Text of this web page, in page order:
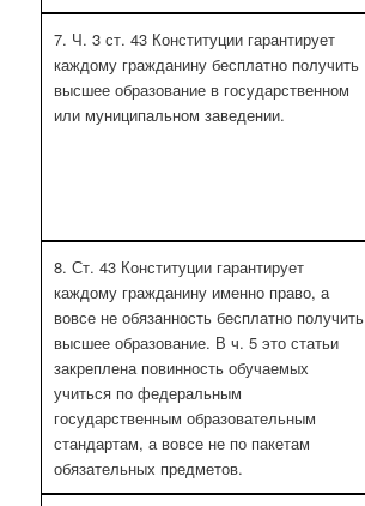
7. Ч. 3 ст. 43 Конституции гарантирует
каждому гражданину бесплатно получить
высшее образование в государственном
или муниципальном заведении.
8. Ст. 43 Конституции гарантирует
каждому гражданину именно право, а
вовсе не обязанность бесплатно получить
высшее образование. В ч. 5 это статьи
закреплена повинность обучаемых
учиться по федеральным
государственным образовательным
стандартам, а вовсе не по пакетам
обязательных предметов.